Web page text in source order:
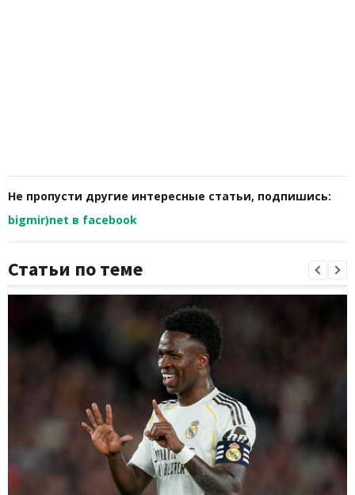
Не пропусти другие интересные статьи, подпишись:
bigmir)net в facebook
Статьи по теме